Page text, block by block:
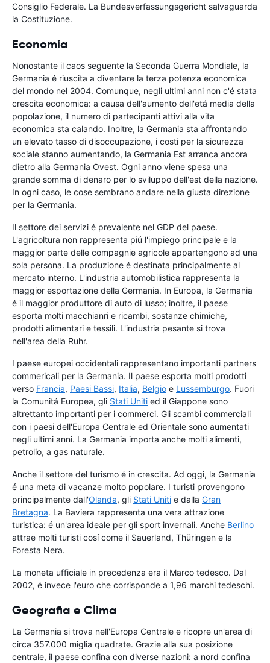
Consiglio Federale. La Bundesverfassungsgericht salvaguarda
la Costituzione.
Economia
Nonostante il caos seguente la Seconda Guerra Mondiale, la
Germania é riuscita a diventare la terza potenza economica
del mondo nel 2004. Comunque, negli ultimi anni non c'é stata
crescita economica: a causa dell'aumento dell'etá media della
popolazione, il numero di partecipanti attivi alla vita
economica sta calando. Inoltre, la Germania sta affrontando
un elevato tasso di disoccupazione, i costi per la sicurezza
sociale stanno aumentando, la Germania Est arranca ancora
dietro alla Germania Ovest. Ogni anno viene spesa una
grande somma di denaro per lo sviluppo dell'est della nazione.
In ogni caso, le cose sembrano andare nella giusta direzione
per la Germania.
Il settore dei servizi é prevalente nel GDP del paese.
L'agricoltura non rappresenta piú l'impiego principale e la
maggior parte delle compagnie agricole appartengono ad una
sola persona. La produzione é destinata principalmente al
mercato interno. L'industria automobilistica rappresenta la
maggior esportazione della Germania. In Europa, la Germania
é il maggior produttore di auto di lusso; inoltre, il paese
esporta molti macchianri e ricambi, sostanze chimiche,
prodotti alimentari e tessili. L'industria pesante si trova
nell'area della Ruhr.
I paese europei occidentali rappresentano importanti partners
commericali per la Germania. Il paese esporta molti prodotti
verso Francia, Paesi Bassi, Italia, Belgio e Lussemburgo. Fuori
la Comunitá Europea, gli Stati Uniti ed il Giappone sono
altrettanto importanti per i commerci. Gli scambi commerciali
con i paesi dell'Europa Centrale ed Orientale sono aumentati
negli ultimi anni. La Germania importa anche molti alimenti,
petrolio, a gas naturale.
Anche il settore del turismo é in crescita. Ad oggi, la Germania
é una meta di vacanze molto popolare. I turisti provengono
principalmente dall'Olanda, gli Stati Uniti e dalla Gran
Bretagna. La Baviera rappresenta una vera attrazione
turistica: é un'area ideale per gli sport invernali. Anche Berlino
attrae molti turisti cosí come il Sauerland, Thüringen e la
Foresta Nera.
La moneta ufficiale in precedenza era il Marco tedesco. Dal
2002, é invece l'euro che corrisponde a 1,96 marchi tedeschi.
Geografia e Clima
La Germania si trova nell'Europa Centrale e ricopre un'area di
circa 357.000 miglia quadrate. Grazie alla sua posizione
centrale, il paese confina con diverse nazioni: a nord confina